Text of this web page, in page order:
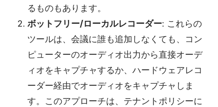
るものもあります。
ボットフリー/ローカルレコーダー: これらの
ツールは、会議に誰も追加しなくても、コン
ピューターのオーディオ出力から直接オーデ
ィオをキャプチャするか、ハードウェアレコ
ーダー経由でオーディオをキャプチャしま
す。このアプローチは、テナントポリシーに